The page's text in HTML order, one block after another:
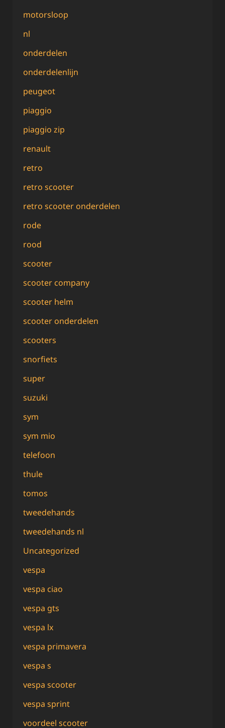
motorsloop
nl
onderdelen
onderdelenlijn
peugeot
piaggio
piaggio zip
renault
retro
retro scooter
retro scooter onderdelen
rode
rood
scooter
scooter company
scooter helm
scooter onderdelen
scooters
snorfiets
super
suzuki
sym
sym mio
telefoon
thule
tomos
tweedehands
tweedehands nl
Uncategorized
vespa
vespa ciao
vespa gts
vespa lx
vespa primavera
vespa s
vespa scooter
vespa sprint
voordeel scooter